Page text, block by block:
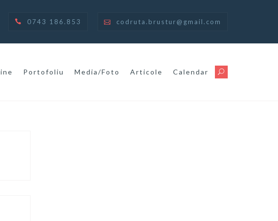
0743 186.853 codruta.brustur@gmail.com
Portofoliu Media/Foto Articole Calendar